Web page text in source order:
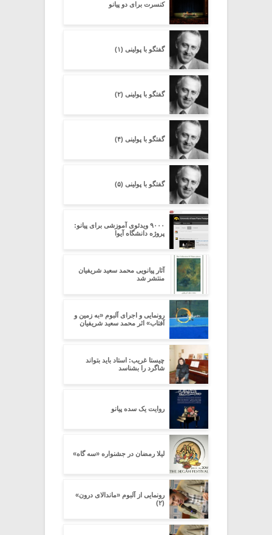
کنسرت برای دو پیانو
گفتگو با پولینی (۱)
گفتگو با پولینی (۲)
گفتگو با پولینی (۴)
گفتگو با پولینی (۵)
۹۰۰۰ ویدئوی آموزشی برای پیانو:
پروژه‌ دانشگاه آیوا
آثار پیانویی محمد سعید شریفیان
منتشر شد
رونمایی و اجرای آلبوم «به زمین و
آفتاب» اثر محمد سعید شریفیان
چیستا غریب: استاد باید بتواند
شاگرد را بشناسد
روایت یک سده پیانو
لیلا رمضان در جشنواره «سه گاه»
رونمایی از آلبوم «ماندالای درون»
(۲)